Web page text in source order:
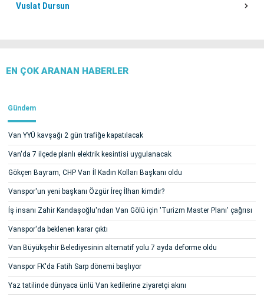
Vuslat Dursun
EN ÇOK ARANAN HABERLER
Gündem
Van YYÜ kavşağı 2 gün trafiğe kapatılacak
Van'da 7 ilçede planlı elektrik kesintisi uygulanacak
Gökçen Bayram, CHP Van İl Kadın Kolları Başkanı oldu
Vanspor'un yeni başkanı Özgür İreç İlhan kimdir?
İş insanı Zahir Kandaşoğlu'ndan Van Gölü için 'Turizm Master Planı' çağrısı
Vanspor'da beklenen karar çıktı
Van Büyükşehir Belediyesinin alternatif yolu 7 ayda deforme oldu
Vanspor FK'da Fatih Sarp dönemi başlıyor
Yaz tatilinde dünyaca ünlü Van kedilerine ziyaretçi akını